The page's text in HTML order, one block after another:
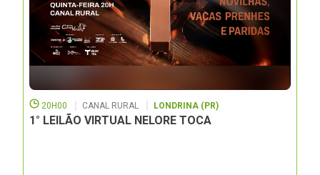
20H00 CANAL RURAL LONDRINA (PR)
1° LEILÃO VIRTUAL NELORE TOCA